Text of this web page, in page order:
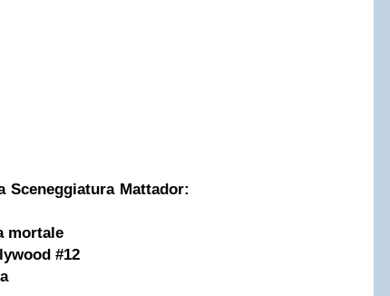
Sceneggiatura Mattador:
mortale
#12